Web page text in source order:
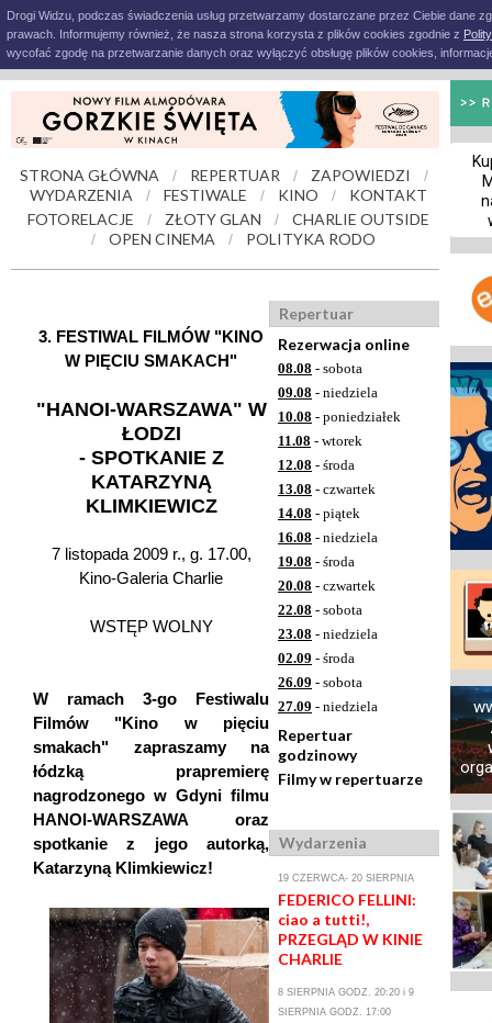
Drogi Widzu, podczas świadczenia usług przetwarzamy dostarczane przez Ciebie dane
prawach. Informujemy również, że nasza strona korzysta z plików cookies zgodnie z
wycofać zgodę na przetwarzanie danych oraz wyłączyć obsługę plików cookies,
STRONA GŁÓWNA / REPERTUAR / ZAPOWIEDZI /
WYDARZENIA / FESTIWALE / KINO /
KONTAKT
FOTORELACJE
/ ZŁOTY GLAN / CHARLIE OUTSIDE
/ OPEN CINEMA / POLITYKA RODO
3. FESTIWAL FILMÓW "KINO
W PIĘCIU SMAKACH"
"HANOI-WARSZAWA" W
ŁODZI
- SPOTKANIE Z
KATARZYNĄ
KLIMKIEWICZ
7 listopada 2009 r., g. 17.00,
Kino-Galeria Charlie
WSTĘP WOLNY
W ramach 3-go Festiwalu
Filmów "Kino w pięciu
smakach" zapraszamy na
łódzką prapremierę
nagrodzonego w Gdyni filmu
HANOI-WARSZAWA oraz
spotkanie z jego autorką,
Katarzyną Klimkiewicz!
Repertuar
Rezerwacja online
08.08 - sobota
09.08 - niedziela
10.08 - poniedziałek
11.08 - wtorek
12.08 - środa
13.08 - czwartek
14.08 - piątek
16.08 - niedziela
19.08 - środa
20.08 - czwartek
22.08 - sobota
23.08 - niedziela
02.09 - środa
26.09 - sobota
27.09 - niedziela
Repertuar
godzinowy
Filmy w repertuarze
Wydarzenia
19 CZERWCA- 20 SIERPNIA
FEDERICO FELLINI:
ciao a tutti!,
PRZEGLĄD W KINIE
CHARLIE
8 SIERPNIA GODZ. 20:20 i 9
SIERPNIA GODZ. 17:00